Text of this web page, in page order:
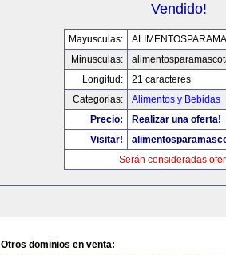
Vendido!
Mayusculas:
Minusculas:
Longitud:
21 caracteres
Categorias:
Alimentos y Bebidas
Precio:
Realizar una oferta!
Visitar!
Serán consideradas
Otros dominios en venta: